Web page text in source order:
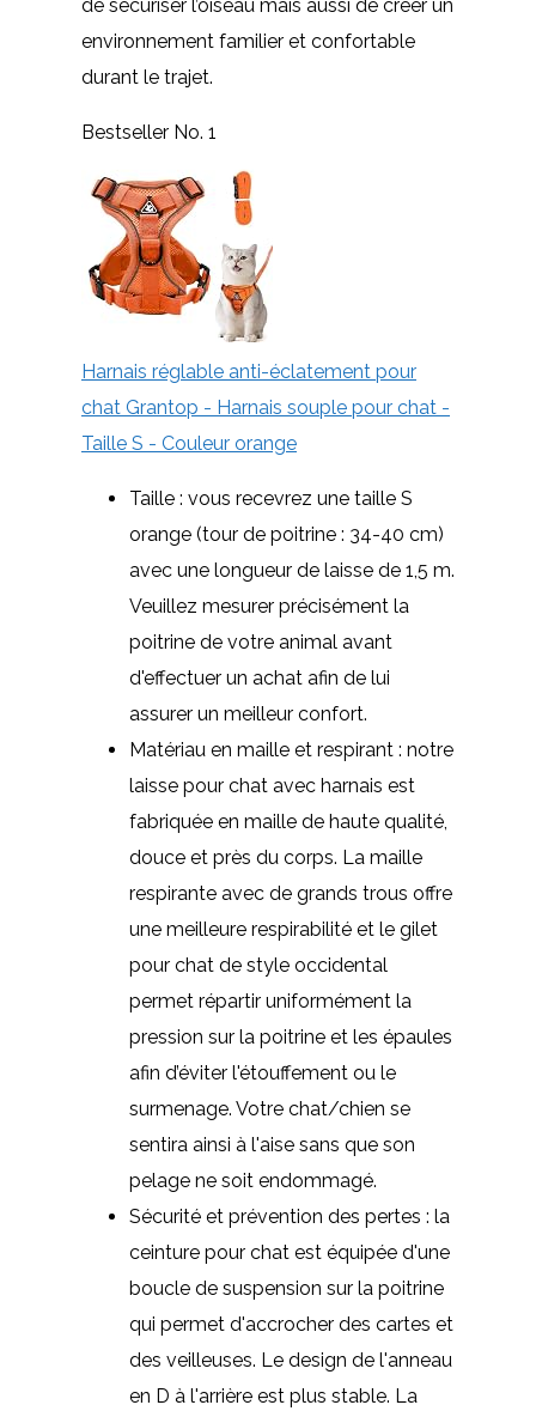
de sécuriser l’oiseau mais aussi de créer un
environnement familier et confortable
durant le trajet.
Bestseller No. 1
Harnais réglable anti-éclatement pour
chat Grantop - Harnais souple pour chat -
Taille S - Couleur orange
Taille : vous recevrez une taille S
orange (tour de poitrine : 34-40 cm)
avec une longueur de laisse de 1,5 m.
Veuillez mesurer précisément la
poitrine de votre animal avant
d'effectuer un achat afin de lui
assurer un meilleur confort.
Matériau en maille et respirant : notre
laisse pour chat avec harnais est
fabriquée en maille de haute qualité,
douce et près du corps. La maille
respirante avec de grands trous offre
une meilleure respirabilité et le gilet
pour chat de style occidental
permet répartir uniformément la
pression sur la poitrine et les épaules
afin d’éviter l'étouffement ou le
surmenage. Votre chat/chien se
sentira ainsi à l'aise sans que son
pelage ne soit endommagé.
Sécurité et prévention des pertes : la
ceinture pour chat est équipée d'une
boucle de suspension sur la poitrine
qui permet d'accrocher des cartes et
des veilleuses. Le design de l'anneau
en D à l'arrière est plus stable. La